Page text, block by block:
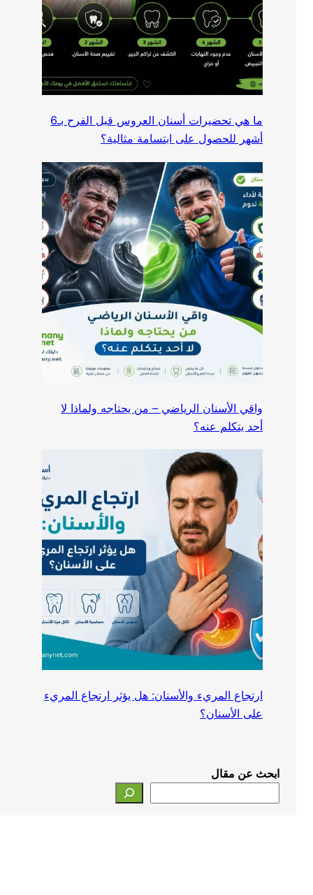
ما هي تحضيرات أسنان العروس قبل الفرح بـ6
أشهر للحصول على ابتسامة مثالية؟
واقي الأسنان الرياضي – من يحتاجه ولماذا لا
أحد يتكلم عنه؟
ارتجاع المريء والأسنان: هل يؤثر ارتجاع المريء
على الأسنان؟
ابحث عن مقال